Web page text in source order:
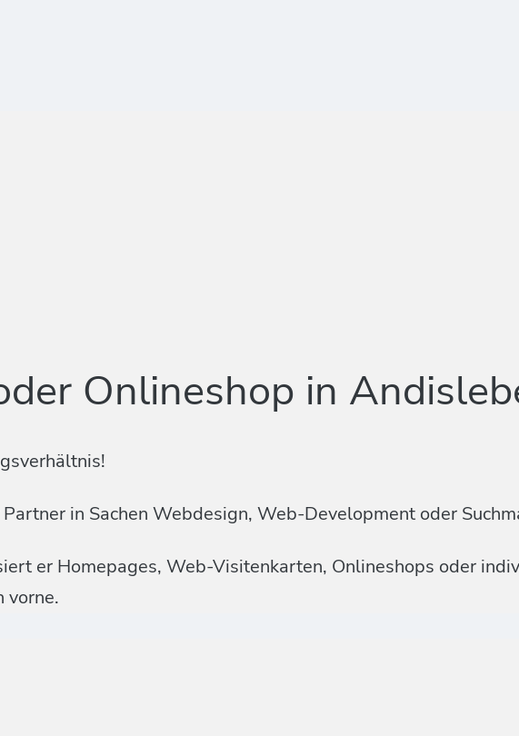
Onlineshop in
in Sachen Webdesign, Web-Development oder
er Homepages, Web-Visitenkarten, Onlineshops oder
vorne.